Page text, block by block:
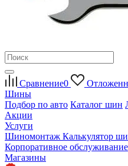
Сравнение0
Шины
Подбор по авто Каталог шин
Акции
Услуги
Шиномонтаж Калькулятор
Корпоративное обслуживание
Магазины